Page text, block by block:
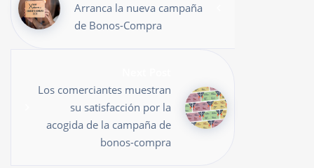
Arranca la nueva campaña
de Bonos-Compra
Los comerciantes muestran
su satisfacción por la
acogida de la campaña de
bonos-compra